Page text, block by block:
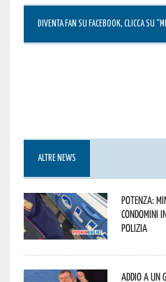
DIVENTA FAN SU FACEBOOK, CLICCA SU “MI
ALTRE NEWS
Potenza:
condomini
Polizia
Addio a un